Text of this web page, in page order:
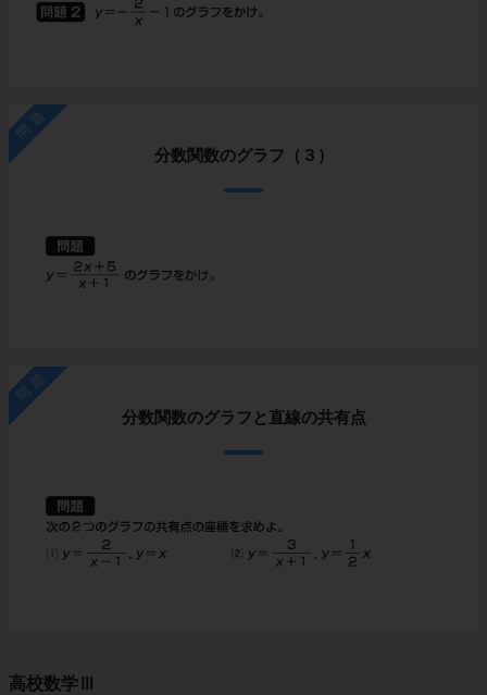
問題
分数関数のグラフ（３）
問題
分数関数のグラフと直線の共有点
高校数学Ⅲ